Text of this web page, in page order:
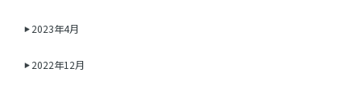
2023年4月
2022年12月